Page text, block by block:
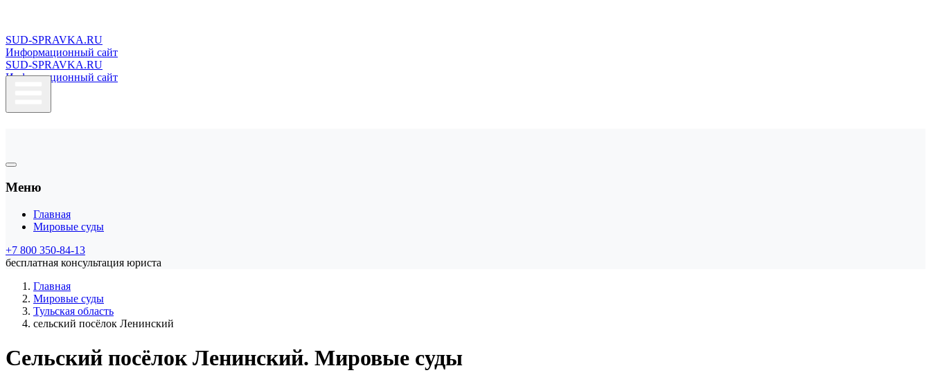
SUD-SPRAVKA.RU
Информационный сайт
SUD-SPRAVKA.RU
Информационный сайт
Меню
Главная
Мировые суды
+7 800 350-84-13
бесплатная консультация юриста
Главная
Мировые суды
Тульская область
сельский посёлок Ленинский
Сельский посёлок Ленинский. Мировые суды